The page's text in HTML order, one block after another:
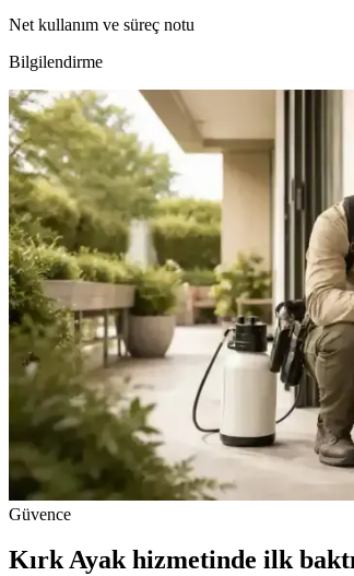
Net kullanım ve süreç notu
Bilgilendirme
Güvence
Kırk Ayak hizmetinde ilk